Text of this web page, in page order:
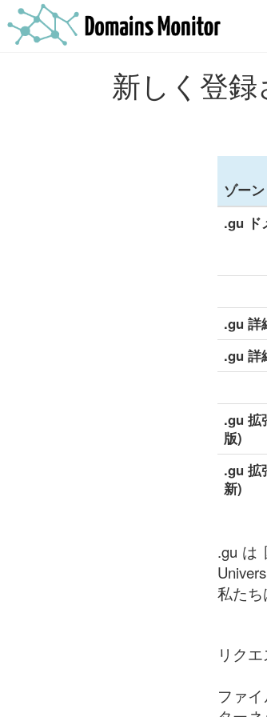
新しく登
ゾーン
.gu ド
.gu 詳
.gu 詳
.gu 拡
版)
.gu 拡
新)
.gu は
私たち
リク
ファ